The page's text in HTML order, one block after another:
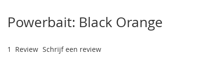
het
begin
de
Powerbait: Black Orange
1 Review Schrijf een review